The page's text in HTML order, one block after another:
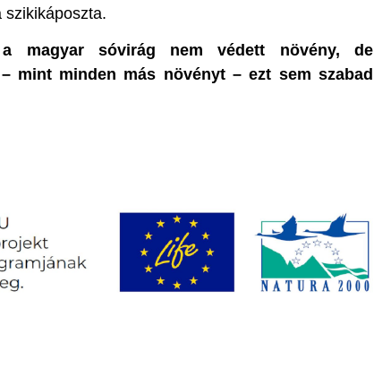
szikikáposzta.
magyar sóvirág nem védett növény, de
mint minden más növényt – ezt sem szabad